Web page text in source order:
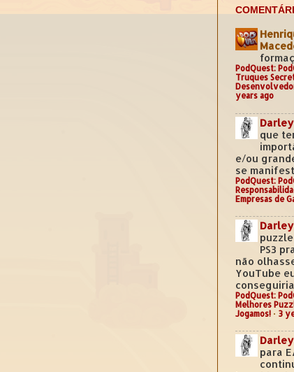
PodQuest:
Truques
years ago
que
e/ou
se
PodQuest:
Empresas de
PS3
não
YouTube
PodQuest:
Melhores
Jogamos! · 3
para